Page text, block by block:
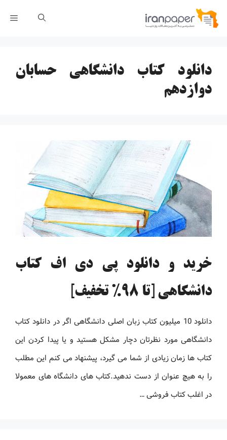
پرش
دانلود کتاب دانشگاهی حسابان
دوازدهم
خرید و دانلود پی دی اف کتاب
دانشگاهی [تا 98% تخفیف]
دانلود 10 میلیون کتاب زبان اصلی دانشگاهی اگر در دانلود کتاب
دانشگاهی مورد نظرتان دچار مشکل هستید و یا پیدا کردن این
کتاب ها زمان زیادی از شما می گیرد، پیشنهاد می کنم این مطلب
را به هیچ عنوان از دست ندهید.کتاب های دانشگاه های معمولا
در اغلب کتاب فروشی …